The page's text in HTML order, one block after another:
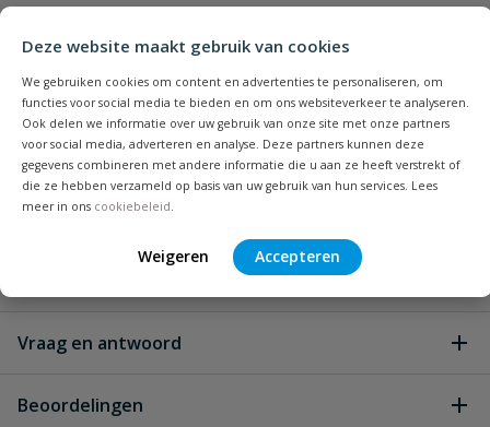
Deze website maakt gebruik van cookies
We gebruiken cookies om content en advertenties te personaliseren, om
functies voor social media te bieden en om ons websiteverkeer te analyseren.
Ook delen we informatie over uw gebruik van onze site met onze partners
voor social media, adverteren en analyse. Deze partners kunnen deze
gegevens combineren met andere informatie die u aan ze heeft verstrekt of
die ze hebben verzameld op basis van uw gebruik van hun services. Lees
meer in ons cookiebeleid
Weigeren Accepteren
Perfecte pasvorm voor 16 mm druppelslang,
zweetslang en aanvoerleiding.
Ideaal bij bochten en richtingsveranderingen,
voorkomt verschuiven en knikken van de slang.
Te gebruiken bij vaste en tijdelijke
irrigatiesystemen.
Eenvoudig in de grond te drukken.
Kleur zwart
Vraag en antwoord
Beoordelingen